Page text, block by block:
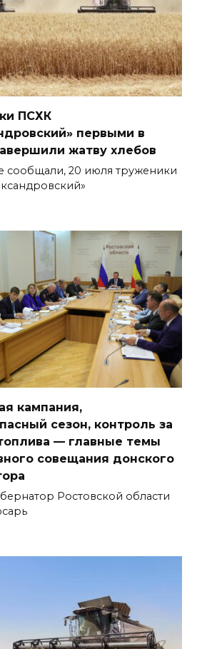
ПСХК
первыми в
жатву хлебов
сообщали, 20 июля труженики
кампания,
сезон, контроль за
— главные темы
совещания донского
Ростовской области